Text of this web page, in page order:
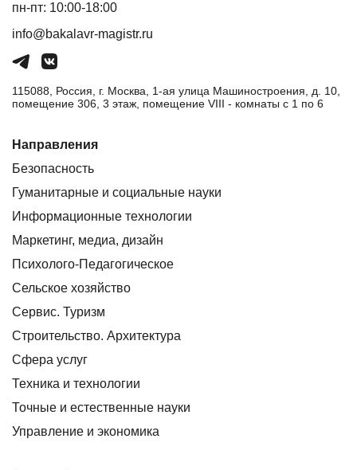
пн-пт: 10:00-18:00
info@bakalavr-magistr.ru
115088, Россия, г. Москва, 1-ая улица Машиностроения, д. 10,
помещение 306, 3 этаж, помещение VIII - комнаты с 1 по 6
Направления
Безопасность
Гуманитарные и социальные науки
Информационные технологии
Маркетинг, медиа, дизайн
Психолого-Педагогическое
Сельское хозяйство
Сервис. Туризм
Строительство. Архитектура
Сфера услуг
Техника и технологии
Точные и естественные науки
Управление и экономика